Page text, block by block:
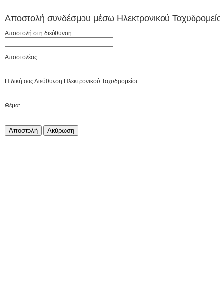
Αποστολή συνδέσμου μέσω Ηλεκτρονικού
Αποστολή στη διεύθυνση:
Αποστολέας:
Η δική σας Διεύθυνση Ηλεκτρονικού Ταχυδρομείου:
Θέμα:
Αποστολή Aκύρωση